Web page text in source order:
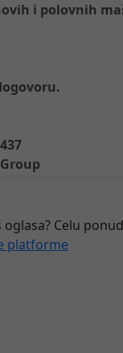
i polovnih
oglasa? Celu
platforme